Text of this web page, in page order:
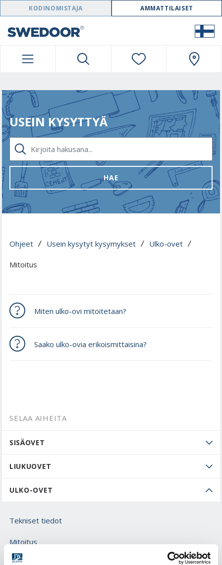
SWEDOOR NAVIGATION
KODINOMISTAJA AMMATTILAISET
USEIN KYSYTTYÄ
KIRJOITA HAKUSANA...
HAE
Ohjeet / Usein kysytyt kysymykset / Ulko-ovet /
Mitoitus
Miten ulko-ovi mitoitetaan?
Saako ulko-ovia erikoismittaisina?
SELAA AIHEITA
SISÄOVET
LIUKUOVET
ULKO-OVET
Tekniset tiedot
Mitoitus